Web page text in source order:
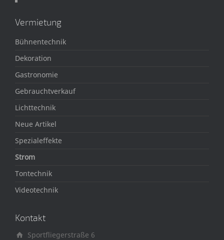
Vermietung
Bühnentechnik
Dekoration
Gastronomie
Gebrauchtverkauf
Lichttechnik
Neue Artikel
Spezialeffekte
Strom
Tontechnik
Videotechnik
Kontakt
Sportfliegerstraße 6